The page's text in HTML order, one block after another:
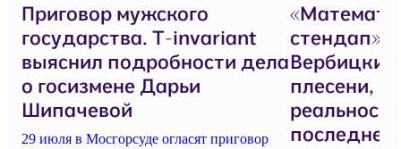
Приговор мужского
государства. T-invariant
выяснил подробности дела
о госизмене Дарьи
Шипачевой
29 июля в Мосгорсуде огласят приговор
стендап».
плесени,